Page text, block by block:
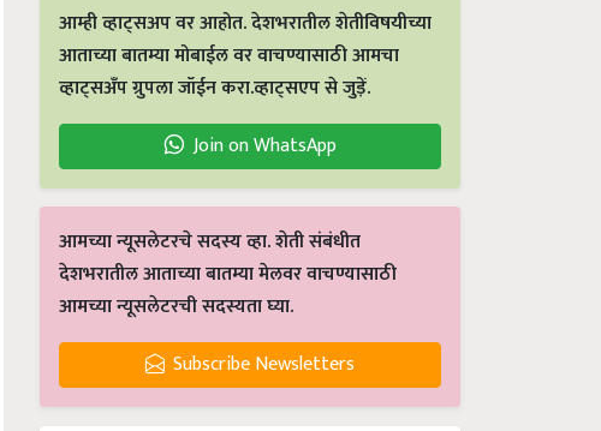
आम्ही व्हाट्सअप वर आहोत. देशभरातील शेतीविषयीच्या
आताच्या बातम्या मोबाईल वर वाचण्यासाठी आमचा
व्हाट्सअँप ग्रुपला जॉईन करा.व्हाट्सएप से जुड़ें.
Join on WhatsApp
आमच्या न्यूसलेटरचे सदस्य व्हा. शेती संबंधीत
देशभरातील आताच्या बातम्या मेलवर वाचण्यासाठी
आमच्या न्यूसलेटरची सदस्यता घ्या.
Subscribe Newsletters